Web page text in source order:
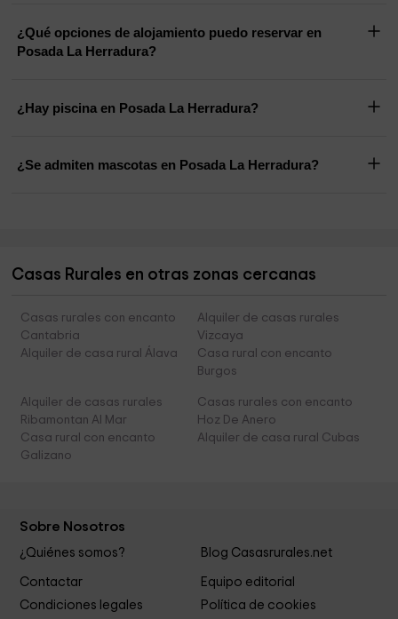
¿Qué opciones de alojamiento puedo reservar en
Posada La Herradura?
¿Hay piscina en Posada La Herradura?
¿Se admiten mascotas en Posada La Herradura?
Casas Rurales en otras zonas cercanas
Casas rurales con encanto
Cantabria
Alquiler de casas rurales
Vizcaya
Alquiler de casa rural Álava
Casa rural con encanto
Burgos
Alquiler de casas rurales
Ribamontan Al Mar
Casas rurales con encanto
Hoz De Anero
Casa rural con encanto
Galizano
Alquiler de casa rural Cubas
Sobre Nosotros
¿Quiénes somos? Blog Casasrurales.net
Contactar
Equipo editorial
Condiciones legales
Política de cookies